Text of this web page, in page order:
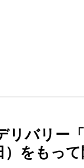
リバリー
）をもっ